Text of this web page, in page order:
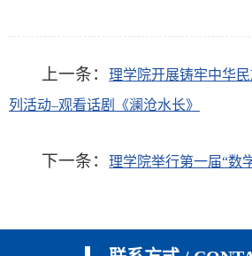
上一条：理学院开展铸牢中华
列活动–观看话剧《澜沧水长》
下一条：理学院举行第一届“数